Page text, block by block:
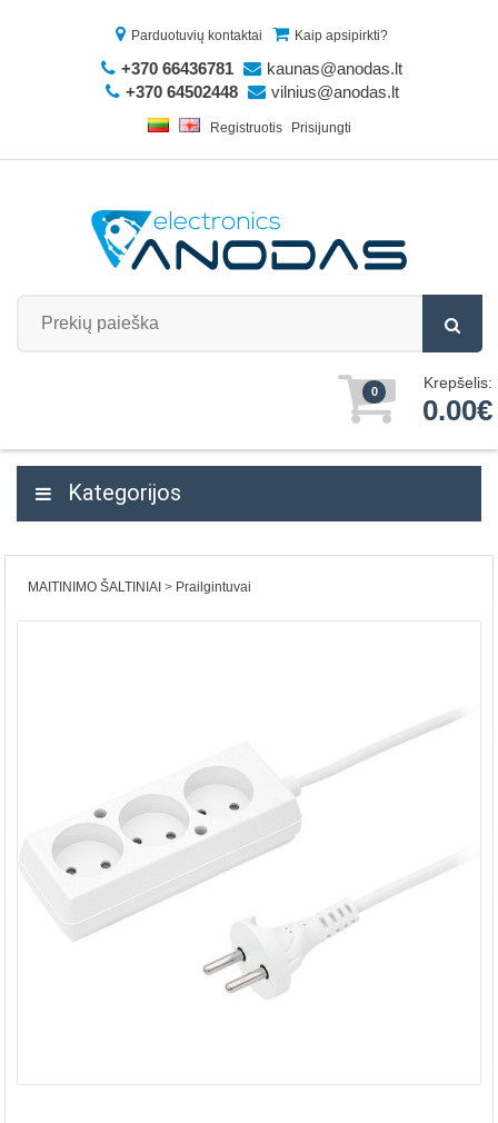
Parduotuvių kontaktai Kaip apsipirkti?
+370 66436781
kaunas@anodas.lt
+370 64502448
vilnius@anodas.lt
Registruotis Prisijungti
0 Krepšelis:
0.00€
Kategorijos
MAITINIMO ŠALTINIAI Prailgintuvai